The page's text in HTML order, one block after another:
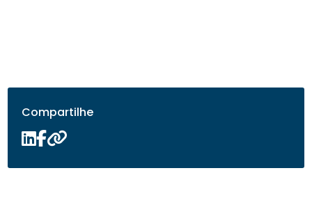
Compartilhe